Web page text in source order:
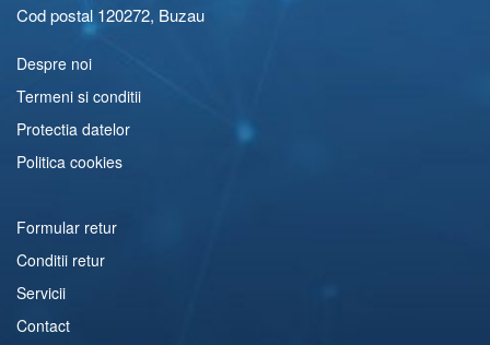
Cod postal 120272, Buzau
Despre noi
Termeni si conditii
Protectia datelor
Politica cookies
Formular retur
Conditii retur
Servicii
Contact